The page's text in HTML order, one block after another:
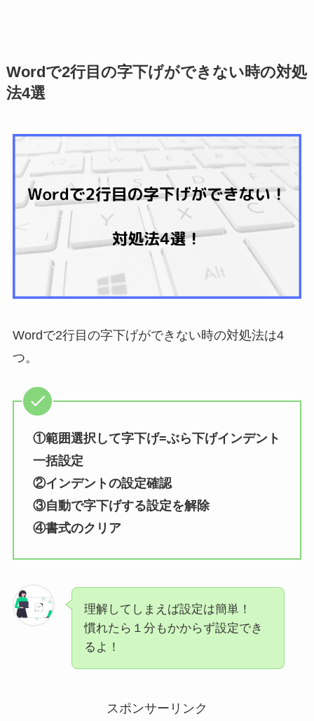
Wordで2行目の字下げができない時の対処
法4選
Wordで2行目の字下げができない時の対処法は4
つ。
①範囲選択して字下げ=ぶら下げインデント
一括設定
②インデントの設定確認
③自動で字下げする設定を解除
④書式のクリア
理解してしまえば設定は簡単！
慣れたら１分もかからず設定でき
るよ！
スポンサーリンク